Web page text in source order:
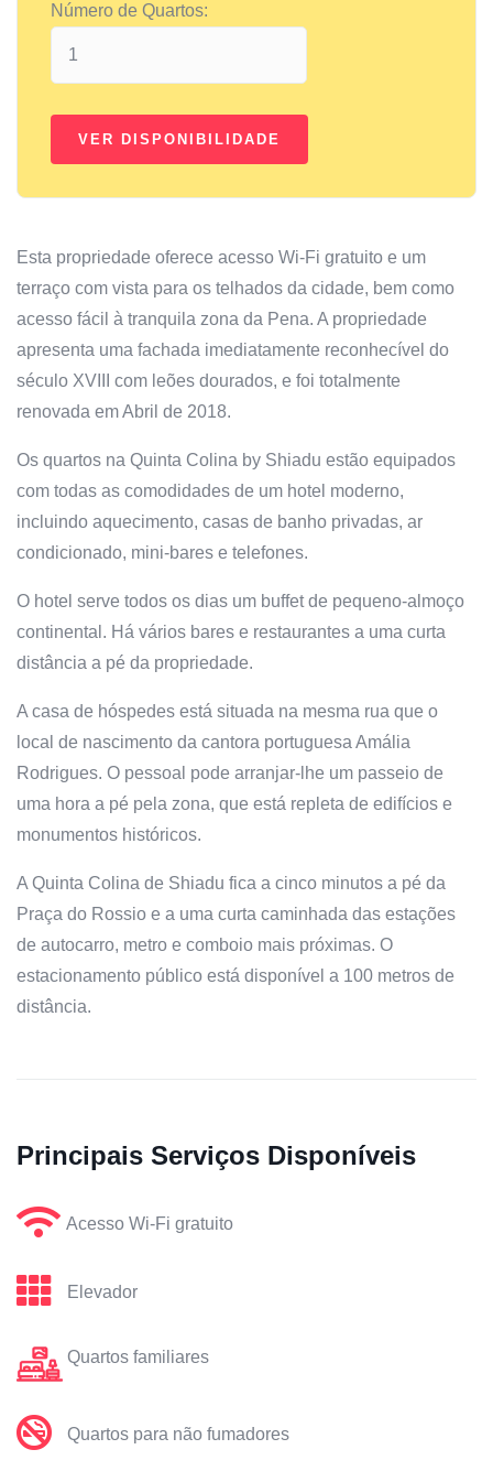
Número de Quartos:
Esta propriedade oferece acesso Wi-Fi gratuito e um
terraço com vista para os telhados da cidade, bem como
acesso fácil à tranquila zona da Pena. A propriedade
apresenta uma fachada imediatamente reconhecível do
século XVIII com leões dourados, e foi totalmente
renovada em Abril de 2018.
Os quartos na Quinta Colina by Shiadu estão equipados
com todas as comodidades de um hotel moderno,
incluindo aquecimento, casas de banho privadas, ar
condicionado, mini-bares e telefones.
O hotel serve todos os dias um buffet de pequeno-almoço
continental. Há vários bares e restaurantes a uma curta
distância a pé da propriedade.
A casa de hóspedes está situada na mesma rua que o
local de nascimento da cantora portuguesa Amália
Rodrigues. O pessoal pode arranjar-lhe um passeio de
uma hora a pé pela zona, que está repleta de edifícios e
monumentos históricos.
A Quinta Colina de Shiadu fica a cinco minutos a pé da
Praça do Rossio e a uma curta caminhada das estações
de autocarro, metro e comboio mais próximas. O
estacionamento público está disponível a 100 metros de
distância.
Principais Serviços Disponíveis
Acesso Wi-Fi gratuito
Elevador
Quartos familiares
Quartos para não fumadores